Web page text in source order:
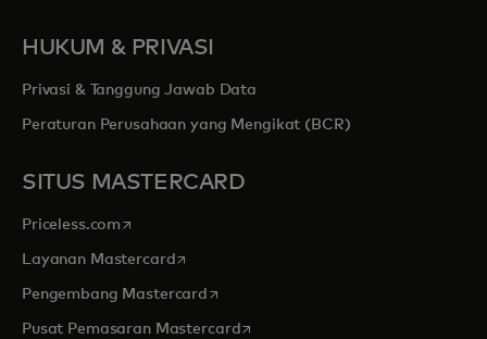
HUKUM & PRIVASI
Privasi & Tanggung Jawab Data
Peraturan Perusahaan yang Mengikat (BCR)
SITUS MASTERCARD
Priceless.com opens in a new tab
Layanan Mastercardopens in a new tab
Pengembang Mastercard opens in a new tab
Pusat Pemasaran Mastercardopens in a new tab